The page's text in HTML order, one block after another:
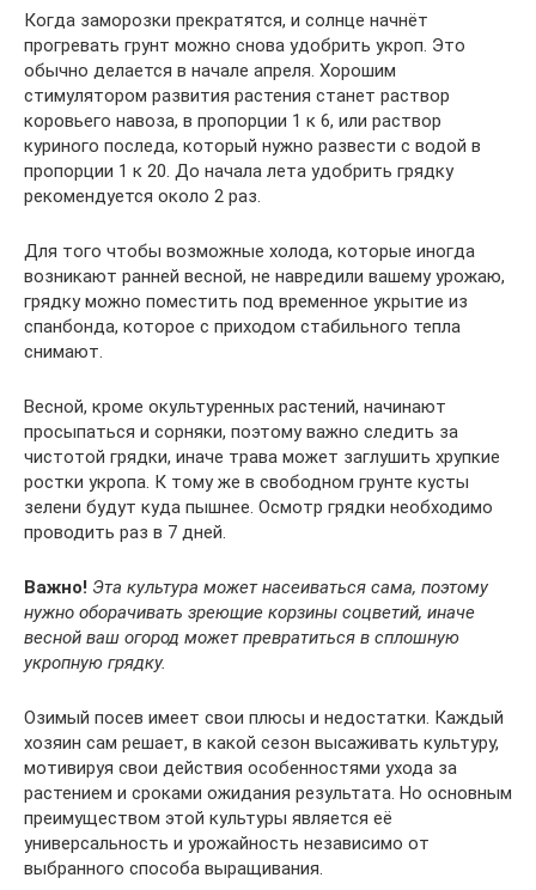
Когда заморозки прекратятся, и солнце начнёт
прогревать грунт можно снова удобрить укроп. Это
обычно делается в начале апреля. Хорошим
стимулятором развития растения станет раствор
коровьего навоза, в пропорции 1 к 6, или раствор
куриного последа, который нужно развести с водой в
пропорции 1 к 20. До начала лета удобрить грядку
рекомендуется около 2 раз.
Для того чтобы возможные холода, которые иногда
возникают ранней весной, не навредили вашему урожаю,
грядку можно поместить под временное укрытие из
спанбонда, которое с приходом стабильного тепла
снимают.
Весной, кроме окультуренных растений, начинают
просыпаться и сорняки, поэтому важно следить за
чистотой грядки, иначе трава может заглушить хрупкие
ростки укропа. К тому же в свободном грунте кусты
зелени будут куда пышнее. Осмотр грядки необходимо
проводить раз в 7 дней.
Важно! Эта культура может насеиваться сама, поэтому
нужно оборачивать зреющие корзины соцветий, иначе
весной ваш огород может превратиться в сплошную
укропную грядку.
Озимый посев имеет свои плюсы и недостатки. Каждый
хозяин сам решает, в какой сезон высаживать культуру,
мотивируя свои действия особенностями ухода за
растением и сроками ожидания результата. Но основным
преимуществом этой культуры является её
универсальность и урожайность независимо от
выбранного способа выращивания.